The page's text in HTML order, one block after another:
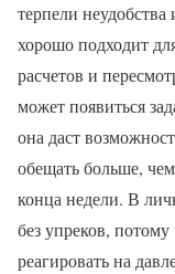
терпели
хорошо подходит
расчетов и
может появиться
она даст
обещать больше,
конца недели. В
без упреков,
реагировать на